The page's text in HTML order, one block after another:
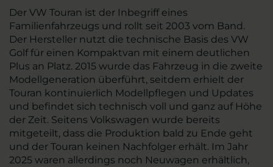
Der VW Touran ist der Inbegriff eines
Familienfahrzeugs und rollt seit 2003 vom Band.
Der Hersteller nutzt die technische Basis des VW
Golf für einen Kompaktvan mit einem deutlichen
Plus an Platz. 2015 wurde das Fahrzeug in die zweite
Modellgeneration überführt, seitdem erhielt der
Touran kontinuierlich Modellpflegen und Updates
und befindet sich technisch voll und ganz auf Höhe
der Zeit. Seitens Volkswagen wurde bereits
mitgeteilt, dass die Produktion bald zu Ende geht
und der Touran keinen Nachfolger erhält. Im Jahr
2025 waren allerdings noch Neuwagen erhältlich,